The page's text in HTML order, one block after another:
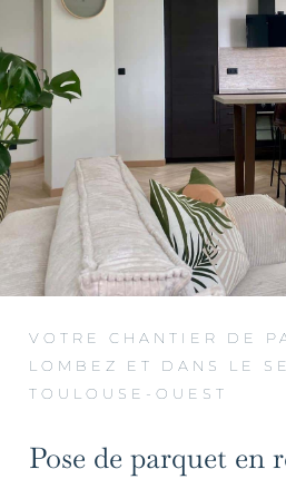
VOTRE CHANTIER DE
LOMBEZ ET DANS LE
TOULOUSE-OUEST
Pose de parquet en